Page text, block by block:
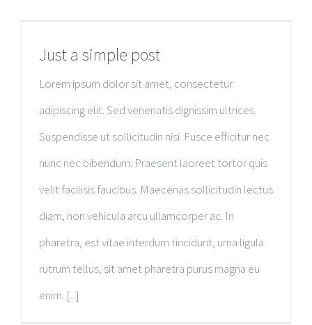
Just a simple post
Lorem ipsum dolor sit amet, consectetur
adipiscing elit. Sed venenatis dignissim ultrices.
Suspendisse ut sollicitudin nisi. Fusce efficitur nec
nunc nec bibendum. Praesent laoreet tortor quis
velit facilisis faucibus. Maecenas sollicitudin lectus
diam, non vehicula arcu ullamcorper ac. In
pharetra, est vitae interdum tincidunt, urna ligula
rutrum tellus, sit amet pharetra purus magna eu
enim. [...]